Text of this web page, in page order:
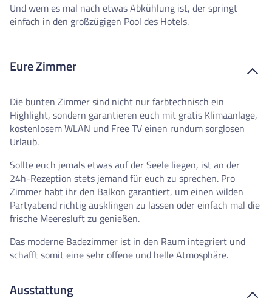
Und wem es mal nach etwas Abkühlung ist, der springt
einfach in den großzügigen Pool des Hotels.
Eure Zimmer
Die bunten Zimmer sind nicht nur farbtechnisch ein
Highlight, sondern garantieren euch mit gratis Klimaanlage,
kostenlosem WLAN und Free TV einen rundum sorglosen
Urlaub.
Sollte euch jemals etwas auf der Seele liegen, ist an der
24h-Rezeption stets jemand für euch zu sprechen. Pro
Zimmer habt ihr den Balkon garantiert, um einen wilden
Partyabend richtig ausklingen zu lassen oder einfach mal die
frische Meeresluft zu genießen.
Das moderne Badezimmer ist in den Raum integriert und
schafft somit eine sehr offene und helle Atmosphäre.
Ausstattung